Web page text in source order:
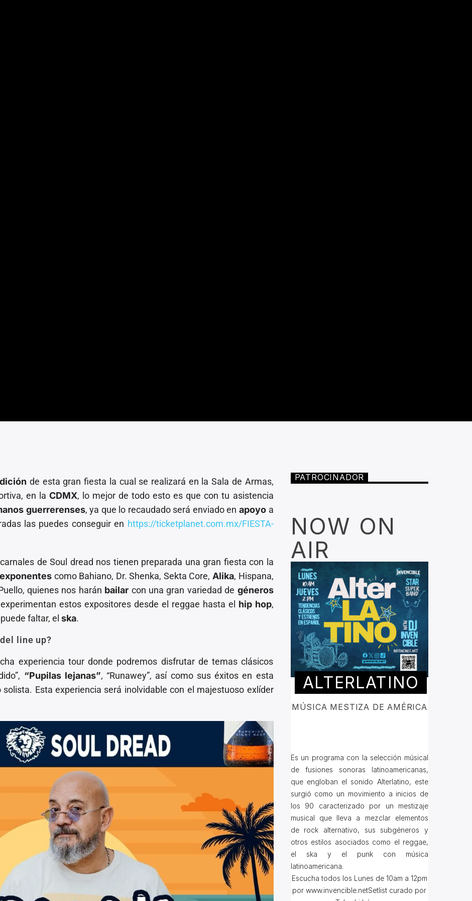
de esta gran fiesta la cual se realizará en la Sala de Armas,
en la CDMX, lo mejor de todo esto es que con tu asistencia
guerrerenses, ya que lo recaudado será enviado en apoyoa
las puedes conseguir en https://ticketplanet.com.mx/FIESTA-
carnales de Soul dread nos tienen preparada una gran fiesta con la
como Bahiano, Dr. Shenka, Sekta Core, Alika, Hispana,
quienes nos harán bailar con una gran variedad de géneros
estos expositores desde el reggae hasta el hip hop,
faltar, el ska.
line up?
experiencia tour donde podremos disfrutar de temas clásicos
“Pupilas lejanas”, “Runawey”, así como sus éxitos en esta
solista. Esta experiencia será inolvidable con el majestuoso exlíder
PATROCINADOR
NOW ON
AIR
ALTERLATINO
MÚSICA MESTIZA DE AMÉRICA
Es un programa con la selección músical
de fusiones sonoras latinoamericanas,
que engloban el sonido Alterlatino, este
surgió como un movimiento a inicios de
los 90 caracterizado por un mestizaje
musical que lleva a mezclar elementos
de rock alternativo, sus subgéneros y
otros estilos asociados como el reggae,
el ska y el punk con música
latinoamericana.
Escucha todos los Lunes de 10am a 12pm
por www.invencible.netSetlist curado por